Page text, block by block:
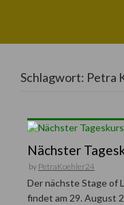
Schlagwort: Petra
Nächster
by PetraKoehler24
Der nächste Stage of
findet am 29. August